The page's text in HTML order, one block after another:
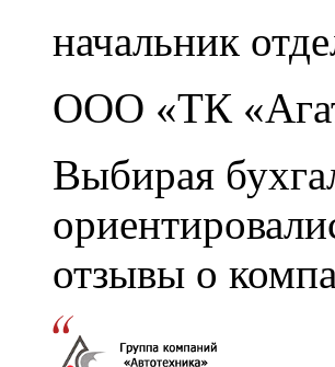
начальник
ООО «ТК
Выбирая
отзывы о